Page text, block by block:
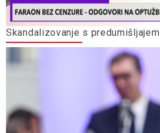
Skandalizovanje s predumišljajem